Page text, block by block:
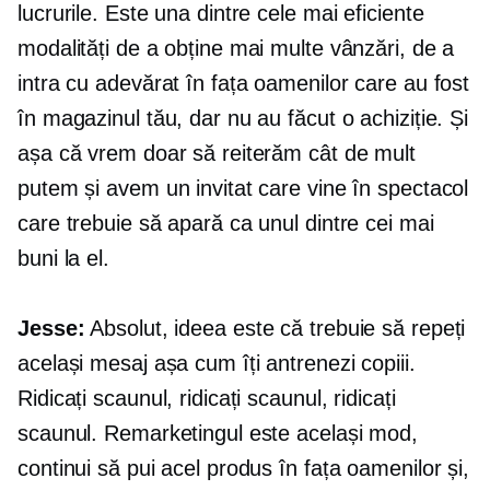
lucrurile. Este una dintre cele mai eficiente
modalități de a obține mai multe vânzări, de a
intra cu adevărat în fața oamenilor care au fost
în magazinul tău, dar nu au făcut o achiziție. Și
așa că vrem doar să reiterăm cât de mult
putem și avem un invitat care vine în spectacol
care trebuie să apară ca unul dintre cei mai
buni la el.
Jesse: Absolut, ideea este că trebuie să repeți
același mesaj așa cum îți antrenezi copiii.
Ridicați scaunul, ridicați scaunul, ridicați
scaunul. Remarketingul este același mod,
continui să pui acel produs în fața oamenilor și,